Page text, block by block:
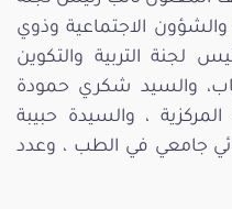
الاجتماعية وذوي
لجنة التربية والتكوين
والسيد شكري حمودة
، والسيدة حبيبة
جامعي في الطب ، وعدد